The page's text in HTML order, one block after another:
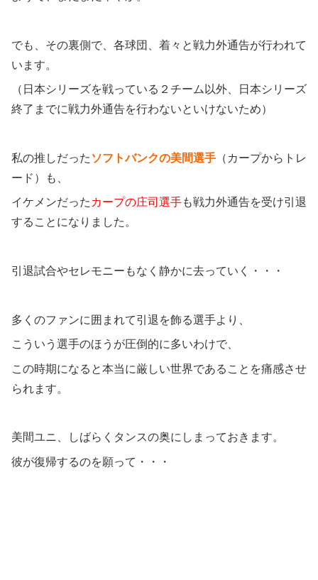
でも、その裏側で、各球団、着々と戦力外通告が行われて
います。
（日本シリーズを戦っている２チーム以外、日本シリーズ
終了までに戦力外通告を行わないといけないため）
私の推しだった ソフトバンクの美間選手 （カープからトレ
ード）も、
イケメンだった カープの庄司選手も戦力外通告を受け引退
することになりました。
引退試合やセレモニーもなく静かに去っていく・・・
多くのファンに囲まれて引退を飾る選手より、
こういう選手のほうが圧倒的に多いわけで、
この時期になると本当に厳しい世界であることを痛感させ
られます。
美間ユニ、しばらくタンスの奥にしまっておきます。
彼が復帰するのを願って・・・